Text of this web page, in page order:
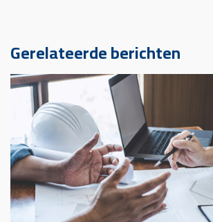
Gerelateerde berichten